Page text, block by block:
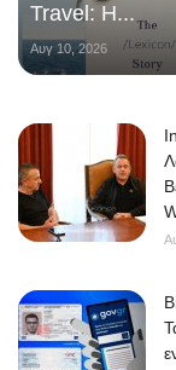
Travel: Η...
Αυγ 10, 2026